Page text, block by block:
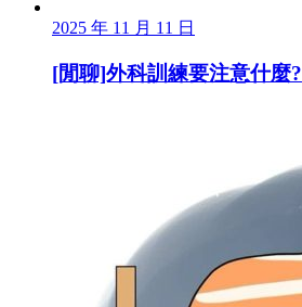
2025 年 11 月 11 日
[閒聊]外科訓練要注意什麼?